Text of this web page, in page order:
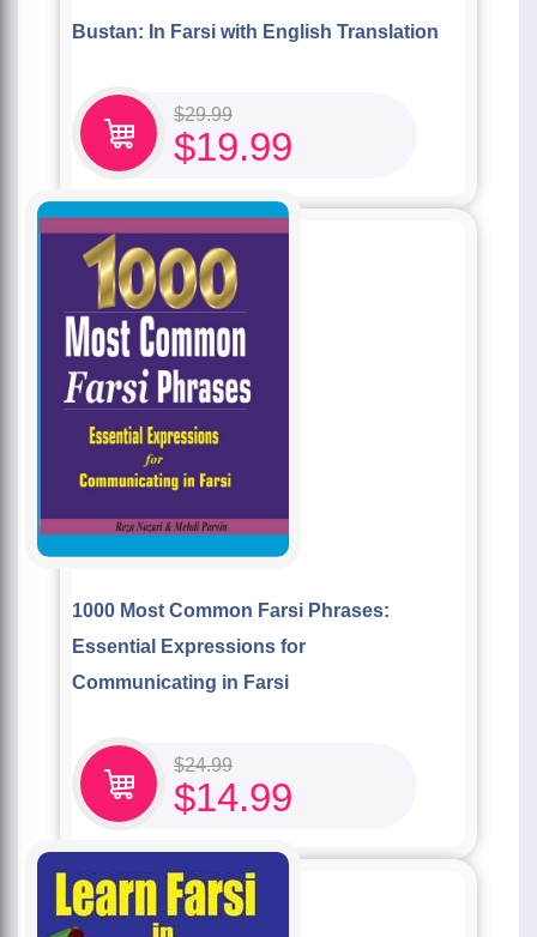
Bustan: In Farsi with English Translation
$29.99
$19.99
1000 Most Common Farsi Phrases:
Essential Expressions for
Communicating in Farsi
$24.99
$14.99